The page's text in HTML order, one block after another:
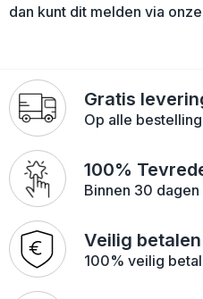
dan kunt dit melden via
Gratis
Op alle
100%
Binnen 30
Veilig betalen
100% veilig